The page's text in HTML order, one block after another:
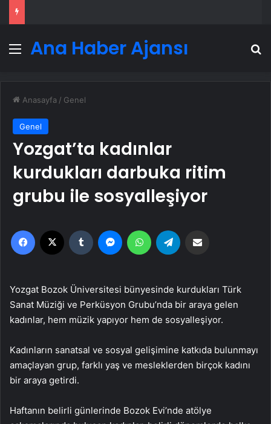
Menü
Ana Haber Ajansı
Anasayfa / Genel
Genel
Yozgat’ta kadınlar
kurdukları darbuka ritim
grubu ile sosyalleşiyor
Facebook Tumblr MessengerWhatsApp
Yozgat Bozok Üniversitesi bünyesinde kurdukları Türk
Sanat Müziği ve Perküsyon Grubu’nda bir araya gelen
kadınlar, hem müzik yapıyor hem de sosyalleşiyor.
Kadınların sanatsal ve sosyal gelişimine katkıda bulunmayı
amaçlayan grup, farklı yaş ve mesleklerden birçok kadını
bir araya getirdi.
Haftanın belirli günlerinde Bozok Evi’nde atölye